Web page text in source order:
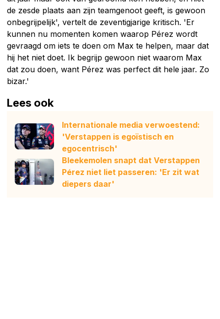
de zesde plaats aan zijn teamgenoot geeft, is gewoon
onbegrijpelijk', vertelt de zeventigjarige kritisch. 'Er
kunnen nu momenten komen waarop Pérez wordt
gevraagd om iets te doen om Max te helpen, maar dat
hij het niet doet. Ik begrijp gewoon niet waarom Max
dat zou doen, want Pérez was perfect dit hele jaar. Zo
bizar.'
Lees ook
Internationale media verwoestend:
'Verstappen is egoïstisch en
egocentrisch'
Bleekemolen snapt dat Verstappen
Pérez niet liet passeren: 'Er zit wat
diepers daar'